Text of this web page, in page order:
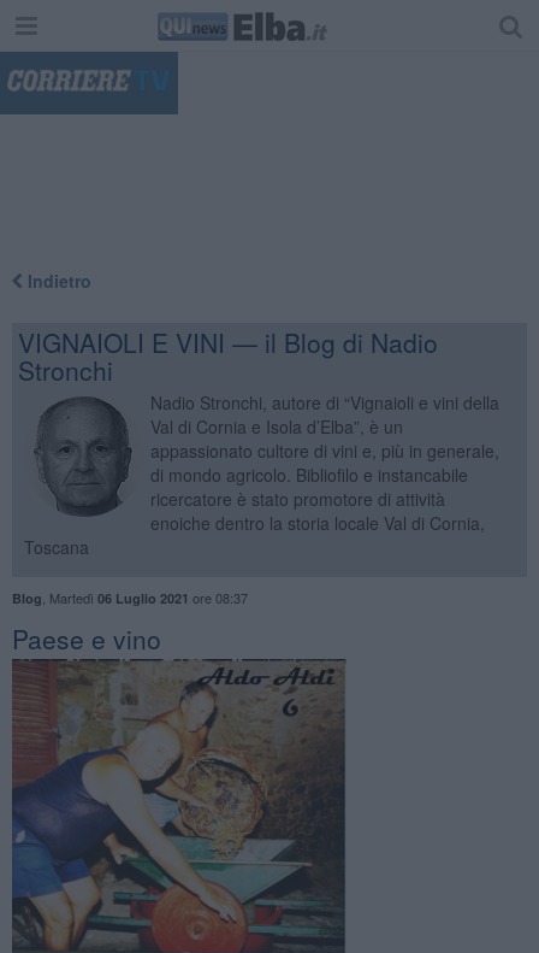
Indietro
VIGNAIOLI E VINI — il Blog di Nadio
Stronchi
Nadio Stronchi, autore di “Vignaioli e vini della
Val di Cornia e Isola d’Elba”, è un
appassionato cultore di vini e, più in generale,
di mondo agricolo. Bibliofilo e instancabile
ricercatore è stato promotore di attività
enoiche dentro la storia locale Val di Cornia,
Toscana
Blog Martedì 06 Luglio 2021 ore 08:37
​Paese e vino